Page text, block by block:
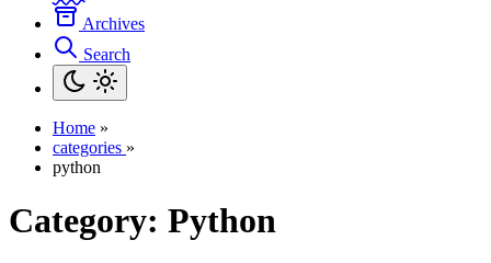
Archives
Search
Home »
categories »
python
Category: Python